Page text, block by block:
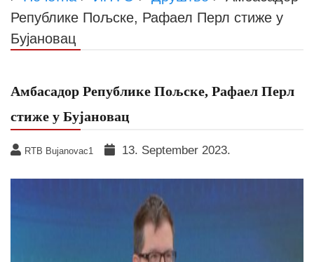
Републике Пољске, Рафаел Перл стиже у
Бујановац
Амбасадор Републике Пољске, Рафаел Перл
стиже у Бујановац
RTB Bujanovac1 13. September 2023.